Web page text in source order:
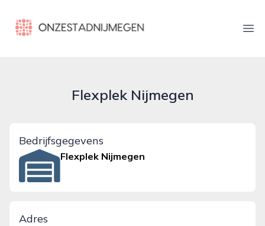
onzestadnijmegen.nl
Flexplek Nijmegen
Bedrijfsgegevens
Flexplek Nijmegen
Adres